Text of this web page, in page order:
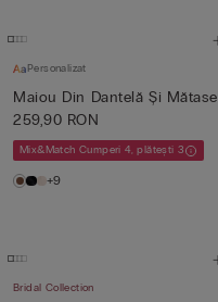
Personalizat
Maiou Din Dantelă Și Mătase
259,90 RON
Mix&Match Cumperi 4, plătești 3
+9
Bridal Collection